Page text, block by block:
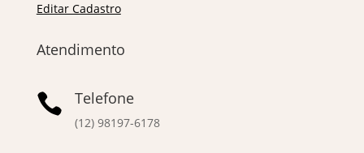
Editar Cadastro
Atendimento
 Telefone
(12) 98197-6178